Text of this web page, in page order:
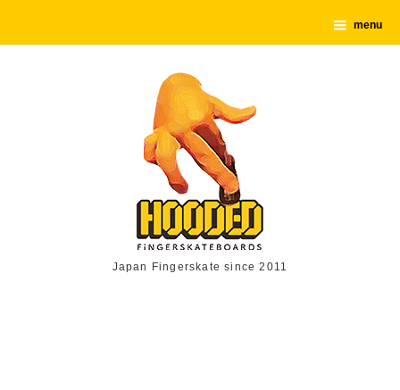
menu
Japan Fingerskate since 2011